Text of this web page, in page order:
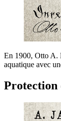
En 1900, Otto A.
aquatique avec
Protection